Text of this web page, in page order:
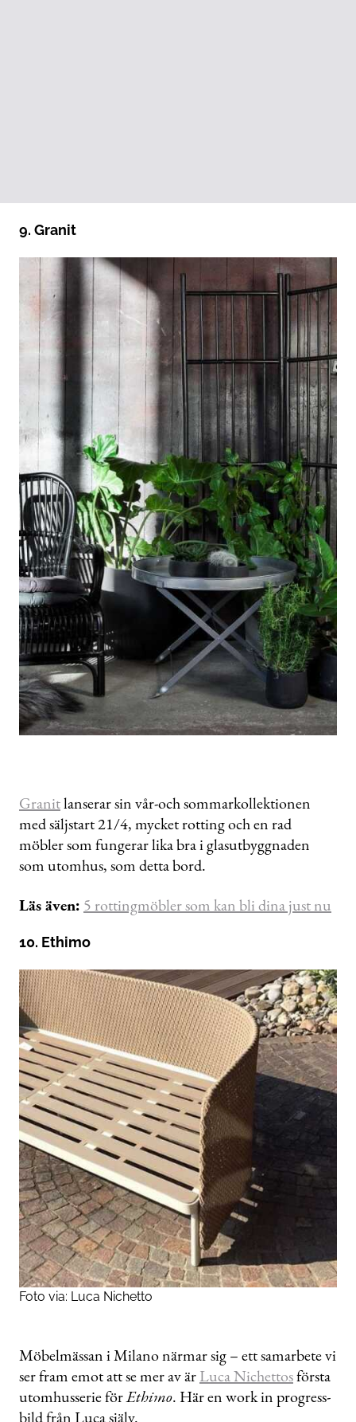
9. Granit
Granitlanserar sin vår-och sommarkollektionen
med säljstart 21/4, mycket rotting och en rad
möbler som fungerar lika bra i glasutbyggnaden
som utomhus, som detta bord.
Läs även: 5 rottingmöbler som kan bli dina just nu
10. Ethimo
Foto via: Luca Nichetto
Möbelmässan i Milano närmar sig – ett samarbete vi
ser fram emot att se mer av ärLuca Nichettosförsta
utomhusserie förEthimo. Här en work in progress-
bild från Luca själv.